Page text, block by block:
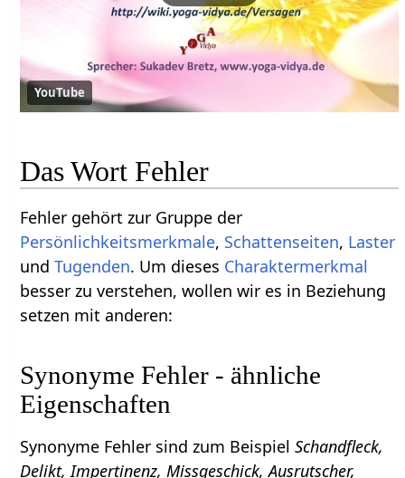
YouTube
Das Wort Fehler
Fehler gehört zur Gruppe der
Persönlichkeitsmerkmale, Schattenseiten, Laster
undTugenden. Um dieses Charaktermerkmal
besser zu verstehen, wollen wir es in Beziehung
setzen mit anderen:
Synonyme Fehler - ähnliche
Eigenschaften
Synonyme Fehler sind zum BeispielSchandfleck,
Delikt, Impertinenz, Missgeschick, Ausrutscher,